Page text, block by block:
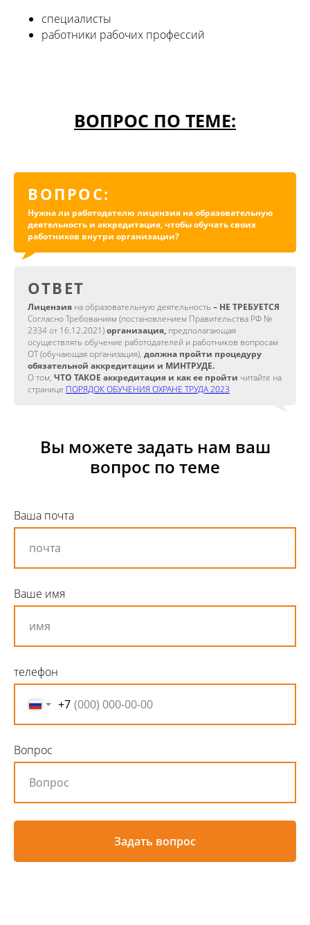
специалисты
работники рабочих профессий
ВОПРОС ПО ТЕМЕ:
ВОПРОС:
Нужна ли работодателю лицензия на образовательную
деятельность и аккредитация, чтобы обучать своих
работников внутри организации?
ОТВЕТ
Лицензия на образовательную деятельность – НЕ ТРЕБУЕТСЯ
Согласно Требованиям (постановлением Правительства РФ №
2334 от 16.12.2021)организация, предполагающая
осуществлять обучение работодателей и работников вопросам
ОТ (обучающая организация), должна пройти процедуру
обязательной аккредитации и МИНТРУДЕ.
О том, ЧТО ТАКОЕ аккредитация и как ее пройти читайте на
странице ПОРЯДОК ОБУЧЕНИЯ ОХРАНЕ ТРУДА 2023
Вы можете задать нам ваш
вопрос по теме
Ваша почта
Ваше имя
телефон
+7
Вопрос
Задать вопрос